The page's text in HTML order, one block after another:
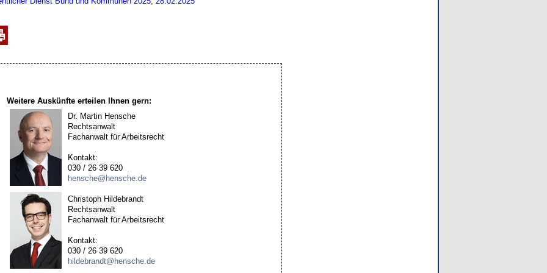
Weitere Auskünfte erteilen Ihnen gern:
Dr. Martin Hensche
Rechtsanwalt
Fachanwalt für Arbeitsrecht
Kontakt:
030 / 26 39 620
hensche@hensche.de
Christoph Hildebrandt
Rechtsanwalt
Fachanwalt für Arbeitsrecht
Kontakt:
030 / 26 39 620
hildebrandt@hensche.de